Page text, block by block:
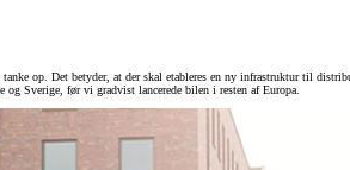
op. Det betyder, at der skal etableres en ny infrastruktur til
Sverige, før vi gradvist lancerede bilen i resten af Europa.